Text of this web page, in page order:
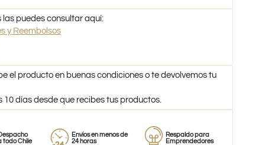
puedes consultar aquí:
y Reembolsos
el producto en buenas condiciones o te devolvemos tu
10 días desde que recibes tus productos.
Envíos en menos de
24 horas
Respaldo para
Emprendedores